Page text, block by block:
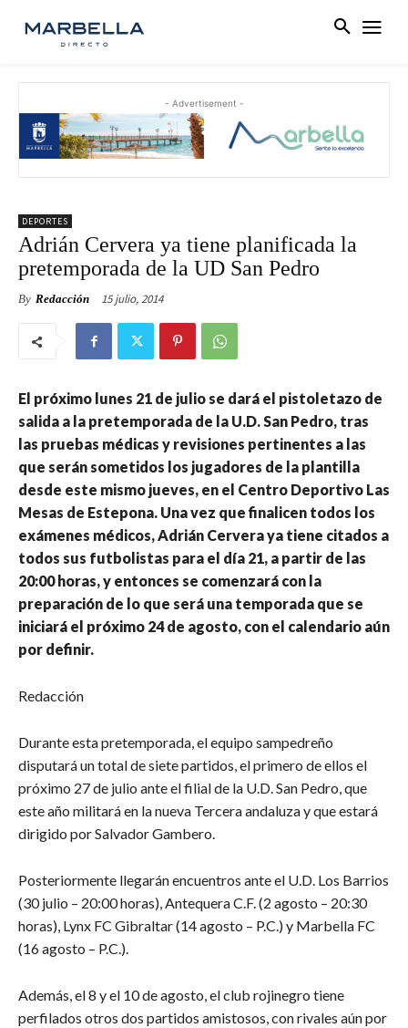
- Advertisement -
DEPORTES
Adrián Cervera ya tiene planificada la
pretemporada de la UD San Pedro
By Redacción 15 julio, 2014
El próximo lunes 21 de julio se dará el pistoletazo de
salida a la pretemporada de la U.D. San Pedro, tras
las pruebas médicas y revisiones pertinentes a las
que serán sometidos los jugadores de la plantilla
desde este mismo jueves, en el Centro Deportivo Las
Mesas de Estepona. Una vez que finalicen todos los
exámenes médicos, Adrián Cervera ya tiene citados a
todos sus futbolistas para el día 21, a partir de las
20:00 horas, y entonces se comenzará con la
preparación de lo que será una temporada que se
iniciará el próximo 24 de agosto, con el calendario aún
por definir.
Redacción
Durante esta pretemporada, el equipo sampedreño
disputará un total de siete partidos, el primero de ellos el
próximo 27 de julio ante el filial de la U.D. San Pedro, que
este año militará en la nueva Tercera andaluza y que estará
dirigido por Salvador Gambero.
Posteriormente llegarán encuentros ante el U.D. Los Barrios
(30 julio – 20:00 horas), Antequera C.F. (2 agosto – 20:30
horas), Lynx FC Gibraltar (14 agosto – P.C.) y Marbella FC
(16 agosto – P.C.).
Además, el 8 y el 10 de agosto, el club rojinegro tiene
perfilados otros dos partidos amistosos, con rivales aún por